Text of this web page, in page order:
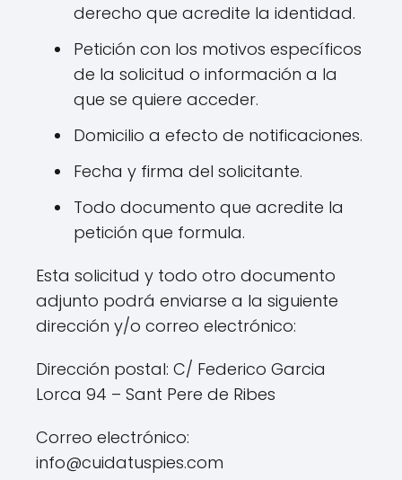
derecho que acredite la identidad.
Petición con los motivos específicos
de la solicitud o información a la
que se quiere acceder.
Domicilio a efecto de notificaciones.
Fecha y firma del solicitante.
Todo documento que acredite la
petición que formula.
Esta solicitud y todo otro documento
adjunto podrá enviarse a la siguiente
dirección y/o correo electrónico:
Dirección postal: C/ Federico Garcia
Lorca 94 – Sant Pere de Ribes
Correo electrónico:
info@cuidatuspies.com